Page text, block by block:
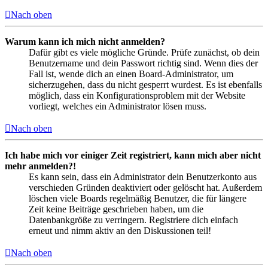
Nach oben
Warum kann ich mich nicht anmelden?
Dafür gibt es viele mögliche Gründe. Prüfe zunächst, ob dein
Benutzername und dein Passwort richtig sind. Wenn dies der
Fall ist, wende dich an einen Board-Administrator, um
sicherzugehen, dass du nicht gesperrt wurdest. Es ist ebenfalls
möglich, dass ein Konfigurationsproblem mit der Website
vorliegt, welches ein Administrator lösen muss.
Nach oben
Ich habe mich vor einiger Zeit registriert, kann mich aber nicht
mehr anmelden?!
Es kann sein, dass ein Administrator dein Benutzerkonto aus
verschieden Gründen deaktiviert oder gelöscht hat. Außerdem
löschen viele Boards regelmäßig Benutzer, die für längere
Zeit keine Beiträge geschrieben haben, um die
Datenbankgröße zu verringern. Registriere dich einfach
erneut und nimm aktiv an den Diskussionen teil!
Nach oben